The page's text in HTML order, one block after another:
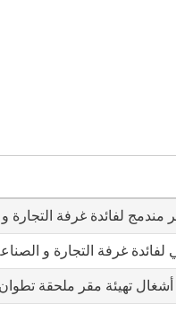
مندمج لفائدة غرفة
غرفة التجارة و الصناعة و
أشغال تهيئة مقر ملحقة